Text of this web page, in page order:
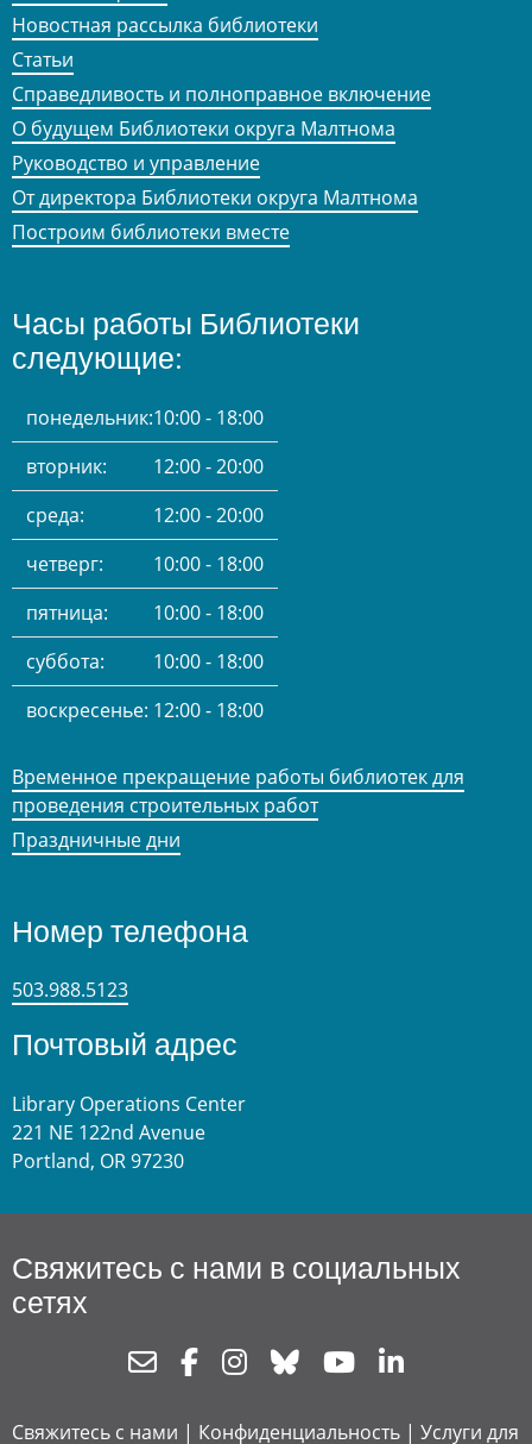
Новостная рассылка библиотеки
Статьи
Справедливость и полноправное включение
О будущем Библиотеки округа Малтнома
Руководство и управление
От директора Библиотеки округа Малтнома
Построим библиотеки вместе
Часы работы Библиотеки
следующие:
понедельник:10:00 - 18:00
вторник:
12:00 - 20:00
среда:
12:00 - 20:00
четверг:
10:00 - 18:00
пятница:
10:00 - 18:00
суббота:
10:00 - 18:00
воскресенье: 12:00 - 18:00
Временное прекращение работы библиотек для
проведения строительных работ
Праздничные дни
Номер телефона
503.988.5123
Почтовый адрес
Library Operations Center
221 NE 122nd Avenue
Portland, OR 97230
Свяжитесь с нами в социальных
сетях
NewsletterFacebookInstagram
Bluesky Youtube
Свяжитесь с нами | Конфиденциальность | Услуги для